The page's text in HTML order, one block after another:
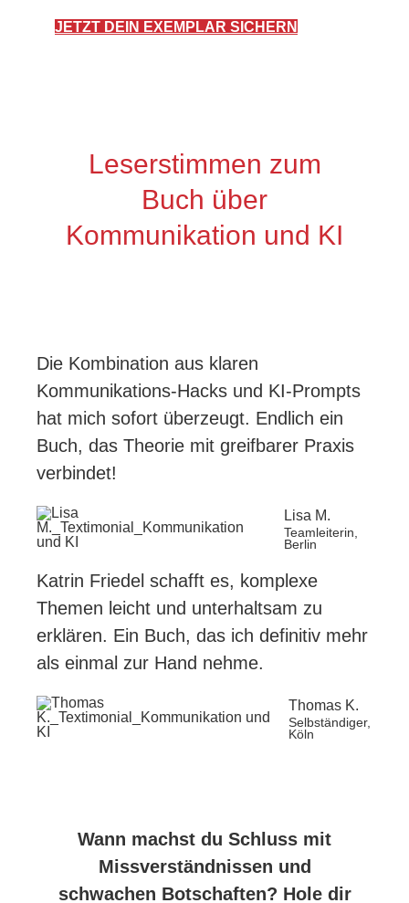
JETZT DEIN EXEMPLAR SICHERN
Leserstimmen zum
Buch über
Kommunikation und KI
Die Kombination aus klaren
Kommunikations-Hacks und KI-Prompts
hat mich sofort überzeugt. Endlich ein
Buch, das Theorie mit greifbarer Praxis
verbindet!
Lisa M.
Teamleiterin,
Berlin
Katrin Friedel schafft es, komplexe
Themen leicht und unterhaltsam zu
erklären. Ein Buch, das ich definitiv mehr
als einmal zur Hand nehme.
Thomas K.
Selbständiger,
Köln
Wann machst du Schluss mit
Missverständnissen und
schwachen Botschaften? Hole dir